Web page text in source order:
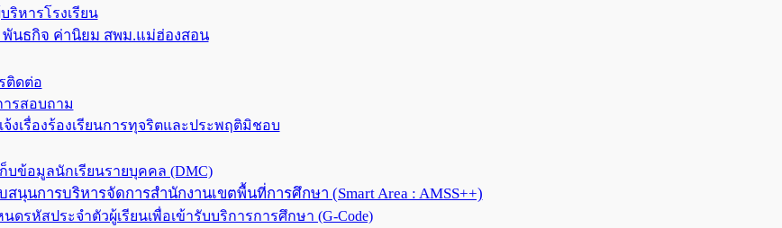
ริหารโรงเรียน
นธกิจ ค่านิยม สพม.แม่ฮ่องสอน
ติดต่อ
ารสอบถาม
งเรื่องร้องเรียนการทุจริตและประพฤติมิชอบ
บข้อมูลนักเรียนรายบุคคล (DMC)
สนุนการบริหารจัดการสำนักงานเขตพื้นที่การศึกษา (Smart Area : AMSS++)
ดรหัสประจำตัวผู้เรียนเพื่อเข้ารับบริการการศึกษา (G-Code)